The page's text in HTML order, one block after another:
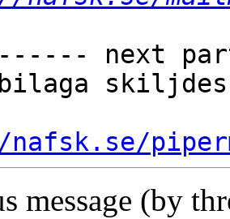
next
bilaga
message (by